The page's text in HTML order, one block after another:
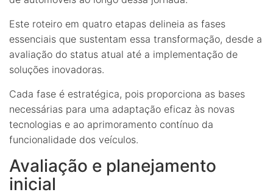
Este roteiro em quatro etapas delineia as fases
essenciais que sustentam essa transformação, desde a
avaliação do status atual até a implementação de
soluções inovadoras.
Cada fase é estratégica, pois proporciona as bases
necessárias para uma adaptação eficaz às novas
tecnologias e ao aprimoramento contínuo da
funcionalidade dos veículos.
Avaliação e planejamento
inicial